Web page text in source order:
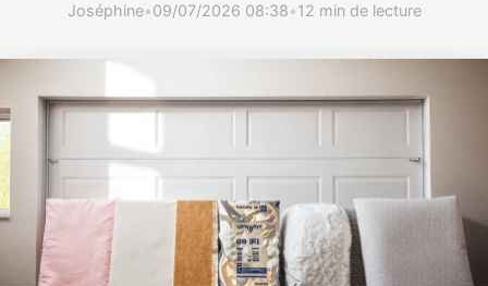
Joséphine•09/07/2026 08:38•12 min de lecture